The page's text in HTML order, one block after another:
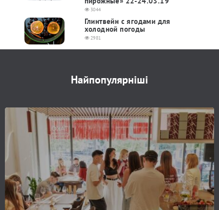
3044
Глинтвейн с ягодами для
холодной погоды
2981
Найпопулярніші